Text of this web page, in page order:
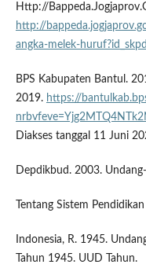
Http://
http://
angka-melek-
BPS Kabupaten Bantul.
2019. https://
Diakses tanggal 11 Juni
Depdikbud. 2003.
Tentang Sistem
Indonesia, R. 1945.
Tahun 1945. UUD Tahun.